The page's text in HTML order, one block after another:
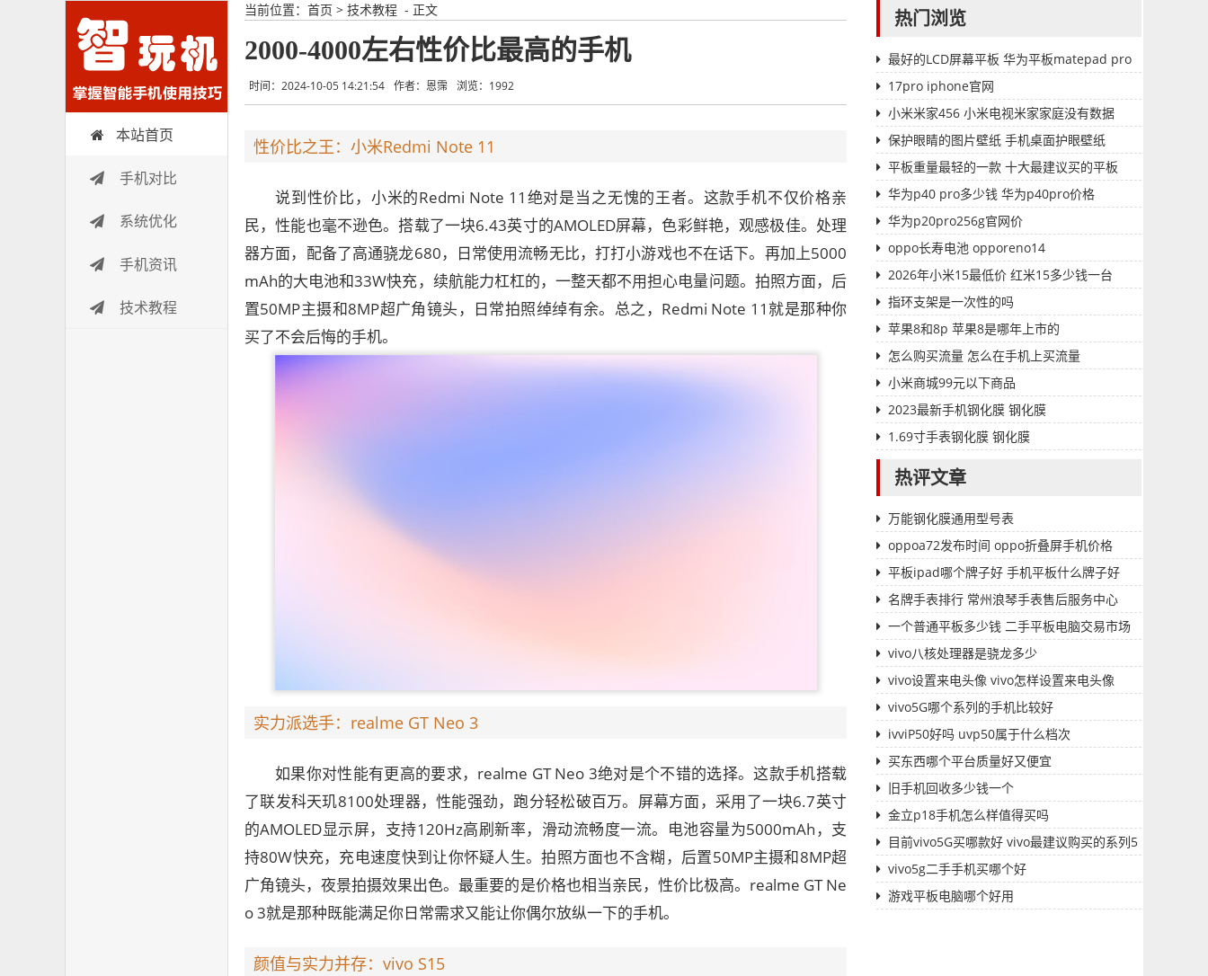
智玩机 本站首页
手机对比
系统优化
手机资讯
技术教程
当前位置： 首页 > 技术教程 - 正文
2000-4000左右性价比最高的手机
时间：2024-10-05 14:21:54 作者：恩霈 浏览：1992
性价比之王：小米Redmi Note 11
说到性价比，小米的Redmi Note 11绝对是当之无愧的王者。这款手机不仅价格亲
民，性能也毫不逊色。搭载了一块6.43英寸的AMOLED屏幕，色彩鲜艳，观感极佳。处理
器方面，配备了高通骁龙680，日常使用流畅无比，打打小游戏也不在话下。再加上5000
mAh的大电池和33W快充，续航能力杠杠的，一整天都不用担心电量问题。拍照方面，后
置50MP主摄和8MP超广角镜头，日常拍照绰绰有余。总之，Redmi Note 11就是那种你
买了不会后悔的手机。
实力派选手：realme GT Neo 3
如果你对性能有更高的要求，realme GT Neo 3绝对是个不错的选择。这款手机搭载
了联发科天玑8100处理器，性能强劲，跑分轻松破百万。屏幕方面，采用了一块6.7英寸
的AMOLED显示屏，支持120Hz高刷新率，滑动流畅度一流。电池容量为5000mAh，支
持80W快充，充电速度快到让你怀疑人生。拍照方面也不含糊，后置50MP主摄和8MP超
广角镜头，夜景拍摄效果出色。最重要的是价格也相当亲民，性价比极高。realme GT Ne
o 3就是那种既能满足你日常需求又能让你偶尔放纵一下的手机。
颜值与实力并存：vivo S15
热门浏览
最好的LCD屏幕平板 华为平板matepad pro
17pro iphone官网
小米米家456 小米电视米家家庭没有数据
保护眼睛的图片壁纸 手机桌面护眼壁纸
平板重量最轻的一款 十大最建议买的平板
华为p40 pro多少钱 华为p40pro价格
华为p20pro256g官网价
oppo长寿电池 opporeno14
2026年小米15最低价 红米15多少钱一台
指环支架是一次性的吗
苹果8和8p 苹果8是哪年上市的
怎么购买流量 怎么在手机上买流量
小米商城99元以下商品
2023最新手机钢化膜 钢化膜
1.69寸手表钢化膜 钢化膜
热评文章
万能钢化膜通用型号表
oppoa72发布时间 oppo折叠屏手机价格
平板ipad哪个牌子好 手机平板什么牌子好
名牌手表排行 常州浪琴手表售后服务中心
一个普通平板多少钱 二手平板电脑交易市场
vivo八核处理器是骁龙多少
vivo设置来电头像 vivo怎样设置来电头像
vivo5G哪个系列的手机比较好
ivviP50好吗 uvp50属于什么档次
买东西哪个平台质量好又便宜
旧手机回收多少钱一个
金立p18手机怎么样值得买吗
目前vivo5G买哪款好 vivo最建议购买的系列5
G vivo5g二手手机买哪个好
游戏平板电脑哪个好用